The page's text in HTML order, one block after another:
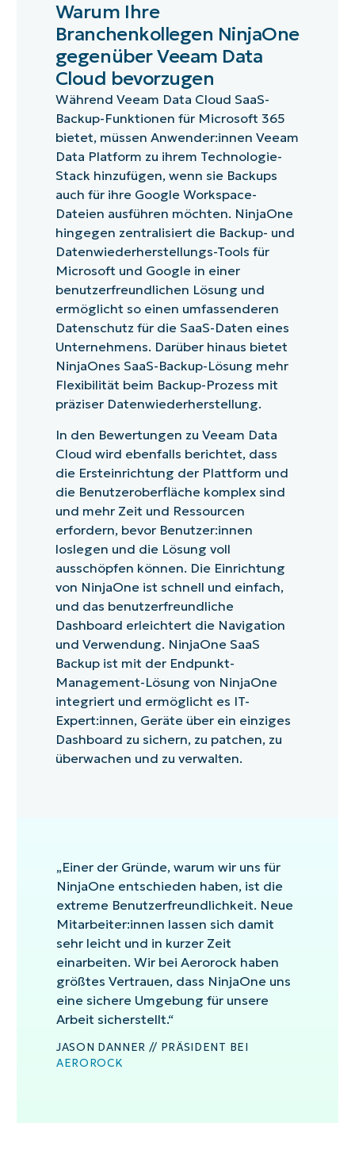
Warum Ihre
Branchenkollegen NinjaOne
gegenüber Veeam Data
Cloud bevorzugen
Während Veeam Data Cloud SaaS-
Backup-Funktionen für Microsoft 365
bietet, müssen Anwender:innen Veeam
Data Platform zu ihrem Technologie-
Stack hinzufügen, wenn sie Backups
auch für ihre Google Workspace-
Dateien ausführen möchten. NinjaOne
hingegen zentralisiert die Backup- und
Datenwiederherstellungs-Tools für
Microsoft und Google in einer
benutzerfreundlichen Lösung und
ermöglicht so einen umfassenderen
Datenschutz für die SaaS-Daten eines
Unternehmens. Darüber hinaus bietet
NinjaOnes SaaS-Backup-Lösung mehr
Flexibilität beim Backup-Prozess mit
präziser Datenwiederherstellung.
In den Bewertungen zu Veeam Data
Cloud wird ebenfalls berichtet, dass
die Ersteinrichtung der Plattform und
die Benutzeroberfläche komplex sind
und mehr Zeit und Ressourcen
erfordern, bevor Benutzer:innen
loslegen und die Lösung voll
ausschöpfen können. Die Einrichtung
von NinjaOne ist schnell und einfach,
und das benutzerfreundliche
Dashboard erleichtert die Navigation
und Verwendung. NinjaOne SaaS
Backup ist mit der Endpunkt-
Management-Lösung von NinjaOne
integriert und ermöglicht es IT-
Expert:innen, Geräte über ein einziges
Dashboard zu sichern, zu patchen, zu
überwachen und zu verwalten.
„Einer der Gründe, warum wir uns für
NinjaOne entschieden haben, ist die
extreme Benutzerfreundlichkeit. Neue
Mitarbeiter:innen lassen sich damit
sehr leicht und in kurzer Zeit
einarbeiten. Wir bei Aerorock haben
größtes Vertrauen, dass NinjaOne uns
eine sichere Umgebung für unsere
Arbeit sicherstellt.“
JASON DANNER // PRÄSIDENT BEI
AEROROCK